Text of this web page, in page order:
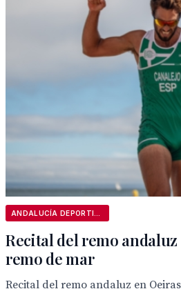
Recital del remo
remo de mar
Recital del remo andaluz en